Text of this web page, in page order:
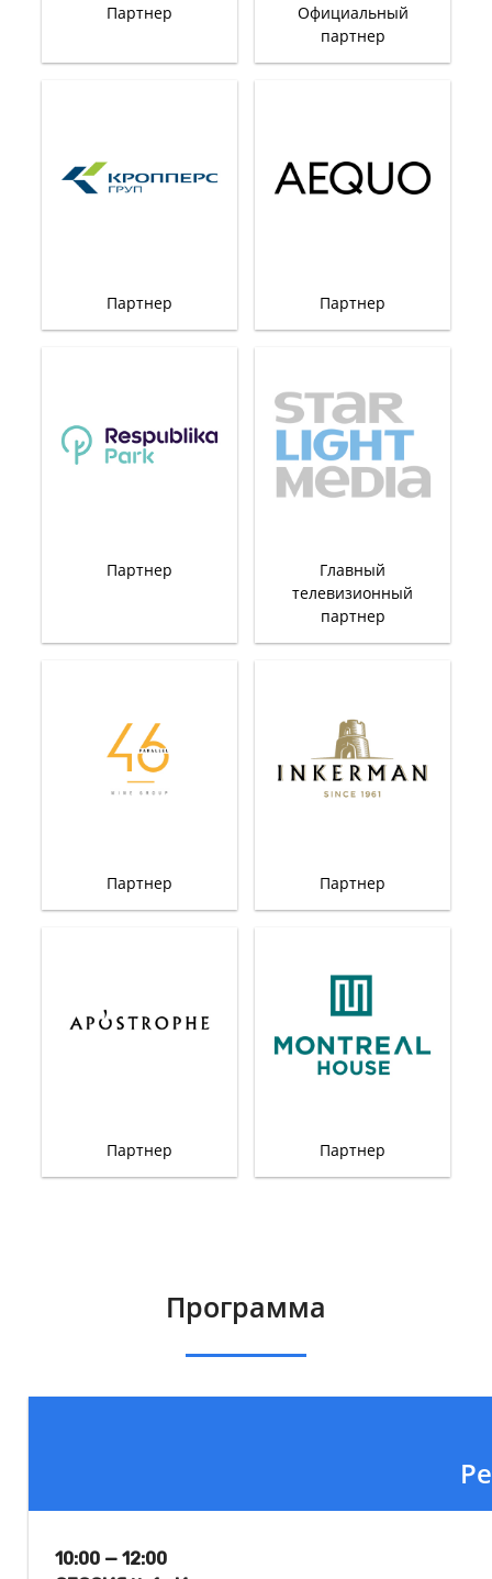
Партнер
Официальный
партнер
Партнер Партнер
Партнер
Главный
телевизионный
партнер
Партнер Партнер
Партнер Партнер
Программа
10:00 — 12:00